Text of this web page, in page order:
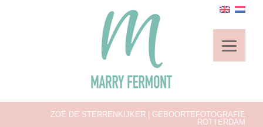
ZOË DE STERRENKIJKER | GEBOORTEFOTOGRAFIE
ROTTERDAM